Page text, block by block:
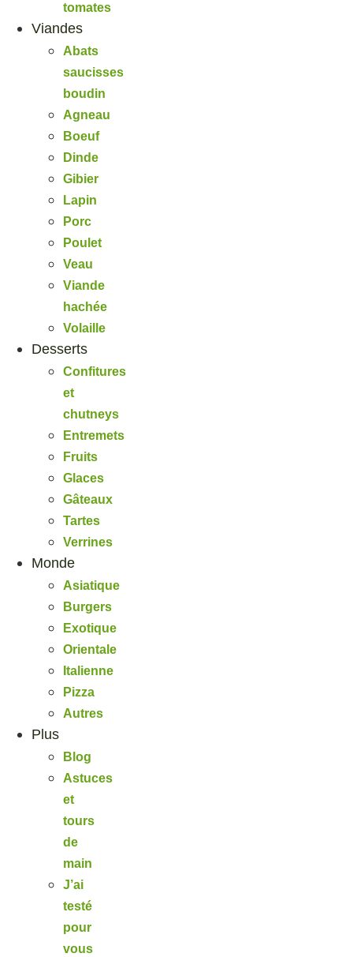
tomates
Viandes
Abats
saucisses
boudin
Agneau
Boeuf
Dinde
Gibier
Lapin
Porc
Poulet
Veau
Viande
hachée
Volaille
Desserts
Confitures
et
chutneys
Entremets
Fruits
Glaces
Gâteaux
Tartes
Verrines
Monde
Asiatique
Burgers
Exotique
Orientale
Italienne
Pizza
Autres
Plus
Blog
Astuces
et
tours
de
main
J’ai
testé
pour
vous